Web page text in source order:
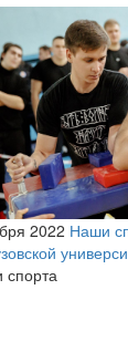
2022 Наши
спорта